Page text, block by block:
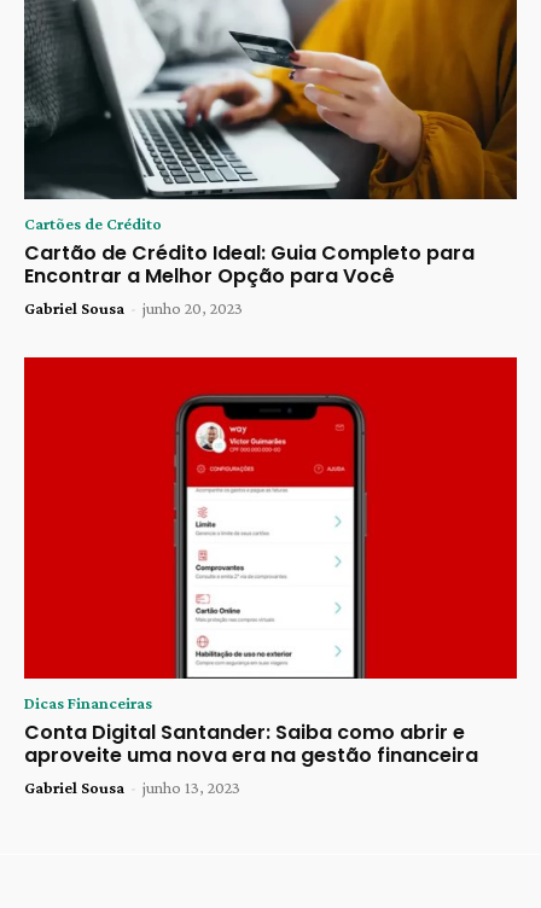
Cartões de Crédito
Cartão de Crédito Ideal: Guia Completo para
Encontrar a Melhor Opção para Você
Gabriel Sousa - junho 20, 2023
Dicas Financeiras
Conta Digital Santander: Saiba como abrir e
aproveite uma nova era na gestão financeira
Gabriel Sousa - junho 13, 2023